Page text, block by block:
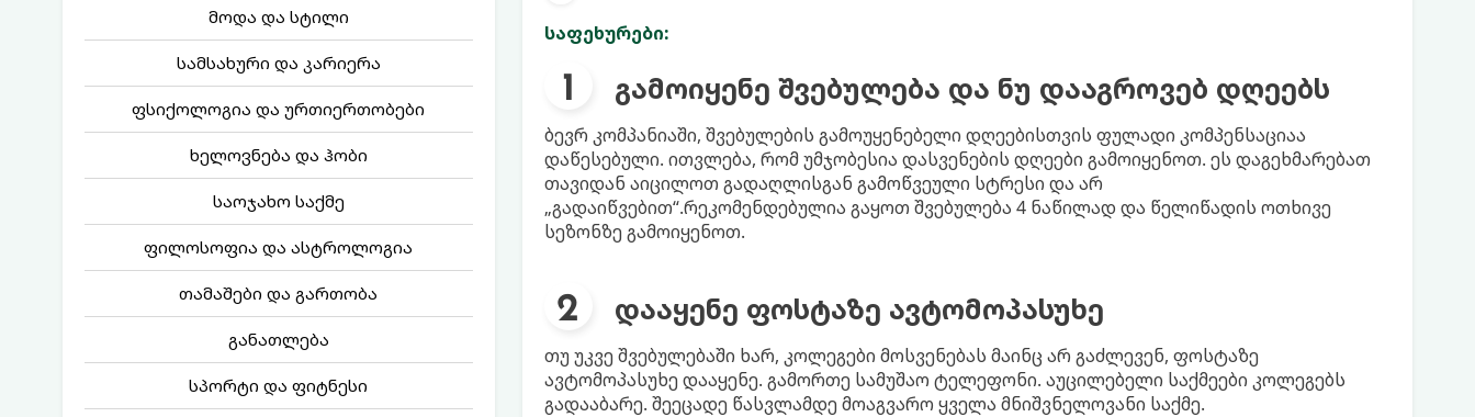
მოდა და სტილი
სამსახური და კარიერა
ფსიქოლოგია და ურთიერთობები
ხელოვნება და ჰობი
საოჯახო საქმე
ფილოსოფია და ასტროლოგია
თამაშები და გართობა
განათლება
სპორტი და ფიტნესი
საფეხურები:
გამოიყენე შვებულება და ნუ დააგროვებ დღეებს
ბევრ კომპანიაში, შვებულების გამოუყენებელი დღეებისთვის ფულადი კომპენსაციაა
დაწესებული. ითვლება, რომ უმჯობესია დასვენების დღეები გამოიყენოთ. ეს დაგეხმარებათ
თავიდან აიცილოთ გადაღლისგან გამოწვეული სტრესი და არ
„გადაიწვებით“.რეკომენდებულია გაყოთ შვებულება 4 ნაწილად და წელიწადის ოთხივე
სეზონზე გამოიყენოთ.
დააყენე ფოსტაზე ავტომოპასუხე
თუ უკვე შვებულებაში ხარ, კოლეგები მოსვენებას მაინც არ გაძლევენ, ფოსტაზე
ავტომოპასუხე დააყენე. გამორთე სამუშაო ტელეფონი. აუცილებელი საქმეები კოლეგებს
გადააბარე. შეეცადე წასვლამდე მოაგვარო ყველა მნიშვნელოვანი საქმე.